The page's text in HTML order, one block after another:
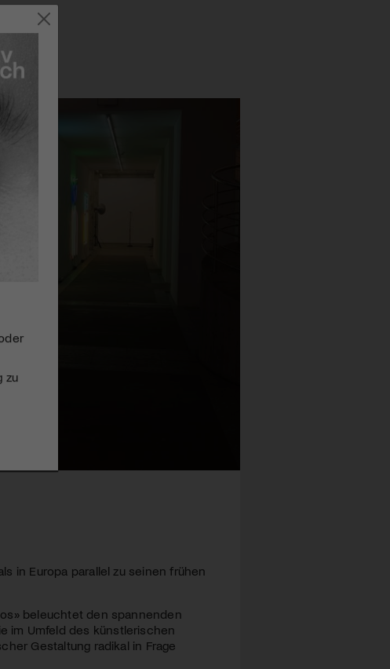
in Europa parallel zu seinen frühen
beleuchtet den spannenden
im Umfeld des künstlerischen
Gestaltung radikal in Frage